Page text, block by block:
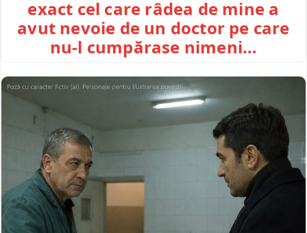
exact cel care râdea de mine a
avut nevoie de un doctor pe care
nu-l cumpărase nimeni…